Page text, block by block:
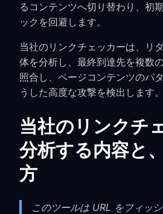
るコンテンツへ切り替わり、初
ックを回避します。
当社のリンクチェッカーは、リ
体を分析し、最終到達先を複数
照合し、ページコンテンツのパ
うした高度な攻撃を検出します。
当社のリンクチ
分析する内容と
方
このツールは URL をフィッ